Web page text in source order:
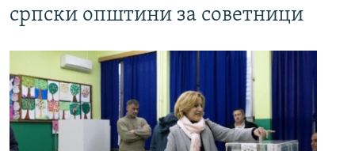
српски општини за советници